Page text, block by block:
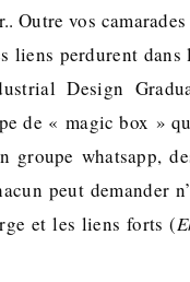
vos
liens perdurent
Design
de « magic box »
whatsapp,
peut demander
et les liens forts (